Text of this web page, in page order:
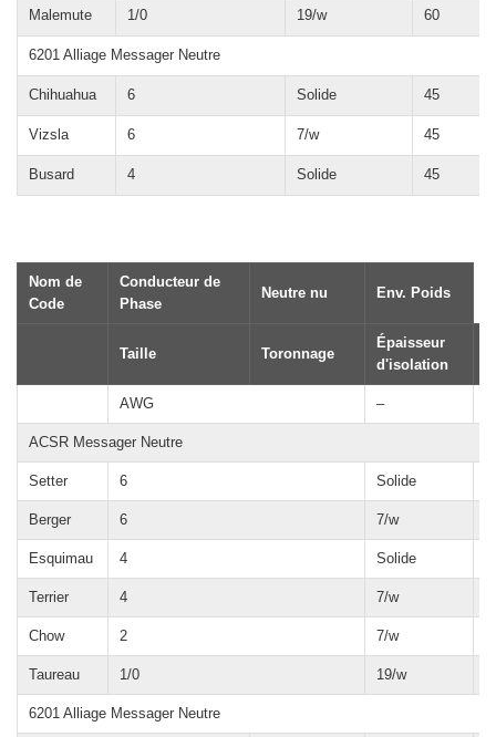
Malemute 1/0 19/w 60
6201 Alliage Messager Neutre
Chihuahua 6 Solide 45
Vizsla 6 7/w 45
Busard 4 Solide 45
Nom de
Code
Conducteur de
Phase
Neutre nu Env. Poids
Taille Toronnage
Épaisseur
d'isolation
AWG –
ACSR Messager Neutre
Setter 6 Solide
Berger 6 7/w
Esquimau 4 Solide
Terrier 4 7/w
Chow 2 7/w
Taureau 1/0 19/w
6201 Alliage Messager Neutre